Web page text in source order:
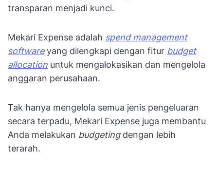
transparan menjadi kunci.
Mekari Expense adalah spend management
softwareyang dilengkapi dengan fitur budget
allocation untuk mengalokasikan dan mengelola
anggaran perusahaan.
Tak hanya mengelola semua jenis pengeluaran
secara terpadu, Mekari Expense juga membantu
Anda melakukan budgetingdengan lebih
terarah.